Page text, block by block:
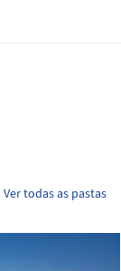
Ver todas as pastas